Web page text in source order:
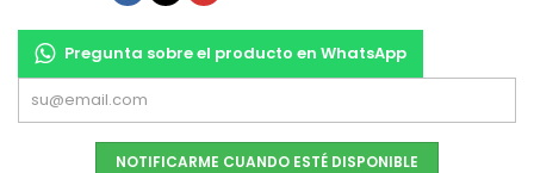
Pregunta sobre el producto en WhatsApp
NOTIFICARME CUANDO ESTÉ DISPONIBLE